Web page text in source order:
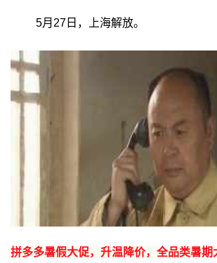
5月27日，上海解放。
拼多多暑假大促，升温降价，全品类暑